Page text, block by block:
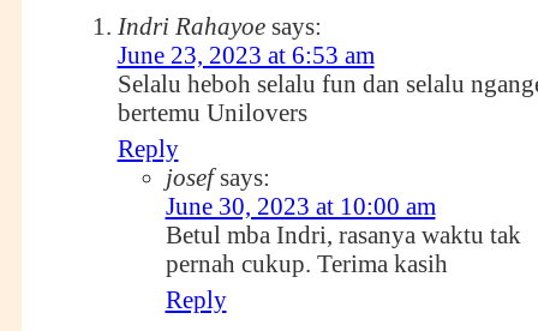
Indri Rahayoe says:
June 23, 2023 at 6:53 am
Selalu heboh selalu fun dan selalu
bertemu Unilovers
Reply
josef says:
June 30, 2023 at 10:00 am
Betul mba Indri, rasanya waktu tak
pernah cukup. Terima kasih
Reply